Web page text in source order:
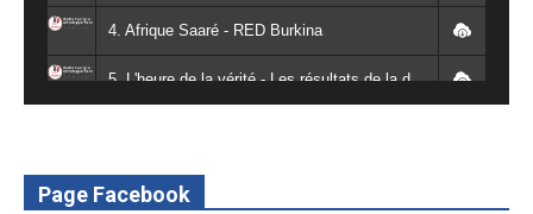
4. Afrique Saaré - RED Burkina
5. L'heure de la vérité - Les résultats de la désodéissance et de l'obeissance - RED Burkina
7. SPOT 2 RED Multimédia 2022
Page Facebook